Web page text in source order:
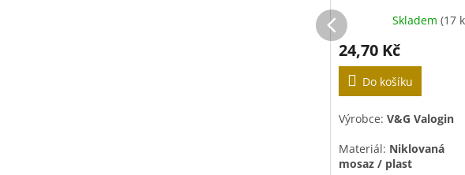
Skladem(17
24,70 Kč
Do košíku
Výrobce: V&G Valogin
Materiál: Niklovaná
mosaz / plast